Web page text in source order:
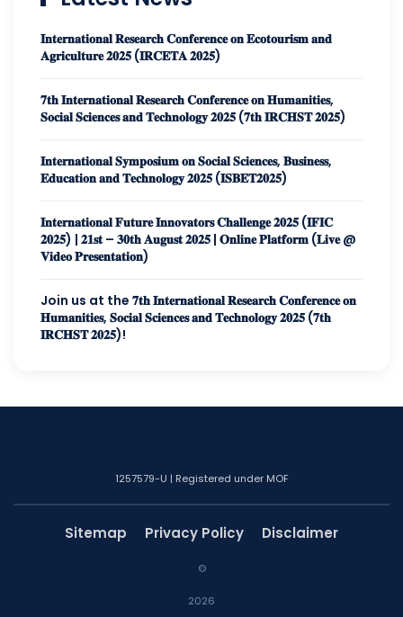
𝐈𝐧𝐭𝐞𝐫𝐧𝐚𝐭𝐢𝐨𝐧𝐚𝐥 𝐑𝐞𝐬𝐞𝐚𝐫𝐜𝐡 𝐂𝐨𝐧𝐟𝐞𝐫𝐞𝐧𝐜𝐞 𝐨𝐧 𝐄𝐜𝐨𝐭𝐨𝐮𝐫𝐢𝐬𝐦 𝐚𝐧𝐝
𝐀𝐠𝐫𝐢𝐜𝐮𝐥𝐭𝐮𝐫𝐞 𝟐𝟎𝟐𝟓 (𝐈𝐑𝐂𝐄𝐓𝐀 𝟐𝟎𝟐𝟓)
𝟕𝐭𝐡 𝐈𝐧𝐭𝐞𝐫𝐧𝐚𝐭𝐢𝐨𝐧𝐚𝐥 𝐑𝐞𝐬𝐞𝐚𝐫𝐜𝐡 𝐂𝐨𝐧𝐟𝐞𝐫𝐞𝐧𝐜𝐞 𝐨𝐧 𝐇𝐮𝐦𝐚𝐧𝐢𝐭𝐢𝐞𝐬,
𝐒𝐨𝐜𝐢𝐚𝐥 𝐒𝐜𝐢𝐞𝐧𝐜𝐞𝐬 𝐚𝐧𝐝 𝐓𝐞𝐜𝐡𝐧𝐨𝐥𝐨𝐠𝐲 𝟐𝟎𝟐𝟓 (𝟕𝐭𝐡 𝐈𝐑𝐂𝐇𝐒𝐓 𝟐𝟎𝟐𝟓)
𝐈𝐧𝐭𝐞𝐫𝐧𝐚𝐭𝐢𝐨𝐧𝐚𝐥 𝐒𝐲𝐦𝐩𝐨𝐬𝐢𝐮𝐦 𝐨𝐧 𝐒𝐨𝐜𝐢𝐚𝐥 𝐒𝐜𝐢𝐞𝐧𝐜𝐞𝐬, 𝐁𝐮𝐬𝐢𝐧𝐞𝐬𝐬,
𝐄𝐝𝐮𝐜𝐚𝐭𝐢𝐨𝐧 𝐚𝐧𝐝 𝐓𝐞𝐜𝐡𝐧𝐨𝐥𝐨𝐠𝐲 𝟐𝟎𝟐𝟓 (𝐈𝐒𝐁𝐄𝐓𝟐𝟎𝟐𝟓)
𝐈𝐧𝐭𝐞𝐫𝐧𝐚𝐭𝐢𝐨𝐧𝐚𝐥 𝐅𝐮𝐭𝐮𝐫𝐞 𝐈𝐧𝐧𝐨𝐯𝐚𝐭𝐨𝐫𝐬 𝐂𝐡𝐚𝐥𝐥𝐞𝐧𝐠𝐞 𝟐𝟎𝟐𝟓 (𝐈𝐅𝐈𝐂
𝟐𝟎𝟐𝟓) | 𝟐𝟏𝐬𝐭 – 𝟑𝟎𝐭𝐡 𝐀𝐮𝐠𝐮𝐬𝐭 𝟐𝟎𝟐𝟓 | 𝐎𝐧𝐥𝐢𝐧𝐞 𝐏𝐥𝐚𝐭𝐟𝐨𝐫𝐦 (𝐋𝐢𝐯𝐞 @
𝐕𝐢𝐝𝐞𝐨 𝐏𝐫𝐞𝐬𝐞𝐧𝐭𝐚𝐭𝐢𝐨𝐧)
Join us at the 𝟕𝐭𝐡 𝐈𝐧𝐭𝐞𝐫𝐧𝐚𝐭𝐢𝐨𝐧𝐚𝐥 𝐑𝐞𝐬𝐞𝐚𝐫𝐜𝐡 𝐂𝐨𝐧𝐟𝐞𝐫𝐞𝐧𝐜𝐞 𝐨𝐧
𝐇𝐮𝐦𝐚𝐧𝐢𝐭𝐢𝐞𝐬, 𝐒𝐨𝐜𝐢𝐚𝐥 𝐒𝐜𝐢𝐞𝐧𝐜𝐞𝐬 𝐚𝐧𝐝 𝐓𝐞𝐜𝐡𝐧𝐨𝐥𝐨𝐠𝐲 𝟐𝟎𝟐𝟓 (𝟕𝐭𝐡
𝐈𝐑𝐂𝐇𝐒𝐓 𝟐𝟎𝟐𝟓)!
1257579-U | Registered under MOF
Sitemap Privacy Policy Disclaimer
©
2026